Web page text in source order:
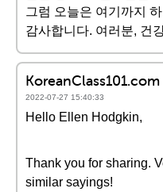
그럼 오늘은 여기까지
감사합니다. 여러분, 건
KoreanClass101.com
2022-07-27 15:40:33
Hello Ellen Hodgkin,
Thank you for sharing.
similar sayings!